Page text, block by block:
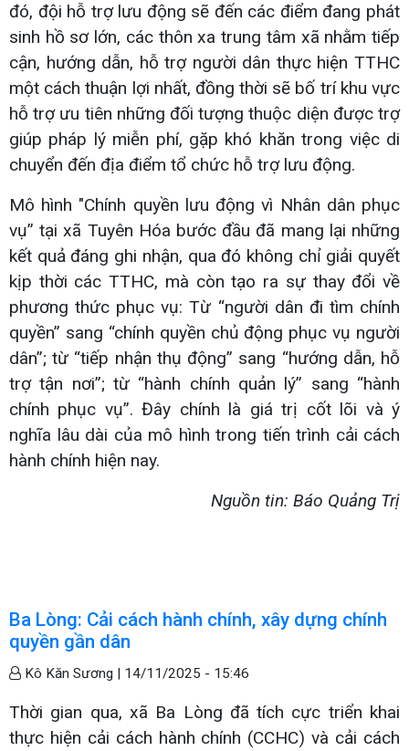
đó, đội hỗ trợ lưu động sẽ đến các điểm đang phát
sinh hồ sơ lớn, các thôn xa trung tâm xã nhằm tiếp
cận, hướng dẫn, hỗ trợ người dân thực hiện TTHC
một cách thuận lợi nhất, đồng thời sẽ bố trí khu vực
hỗ trợ ưu tiên những đối tượng thuộc diện được trợ
giúp pháp lý miễn phí, gặp khó khăn trong việc di
chuyển đến địa điểm tổ chức hỗ trợ lưu động.
Mô hình "Chính quyền lưu động vì Nhân dân phục
vụ” tại xã Tuyên Hóa bước đầu đã mang lại những
kết quả đáng ghi nhận, qua đó không chỉ giải quyết
kịp thời các TTHC, mà còn tạo ra sự thay đổi về
phương thức phục vụ: Từ “người dân đi tìm chính
quyền” sang “chính quyền chủ động phục vụ người
dân”; từ “tiếp nhận thụ động” sang “hướng dẫn, hỗ
trợ tận nơi”; từ “hành chính quản lý” sang “hành
chính phục vụ”. Đây chính là giá trị cốt lõi và ý
nghĩa lâu dài của mô hình trong tiến trình cải cách
hành chính hiện nay.
Nguồn tin: Báo Quảng Trị
Ba Lòng: Cải cách hành chính, xây dựng chính
quyền gần dân
Kô Kăn Sương | 14/11/2025 - 15:46
Thời gian qua, xã Ba Lòng đã tích cực triển khai
thực hiện cải cách hành chính (CCHC) và cải cách